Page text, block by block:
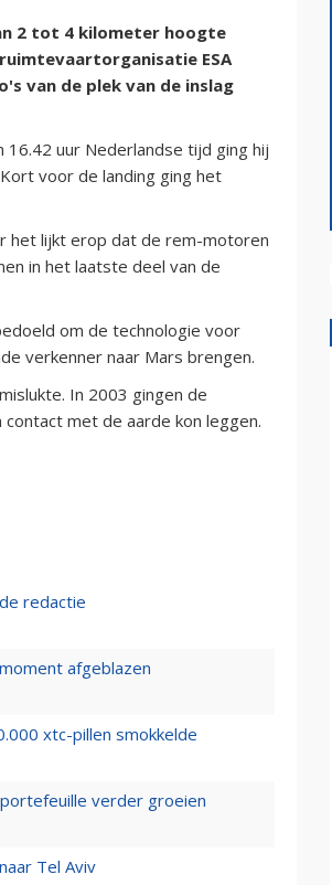
2 tot 4 kilometer hoogte
ESA
van de plek van de inslag
uur Nederlandse tijd ging hij
voor de landing ging het
het lijkt erop dat de rem-motoren
in het laatste deel van de
om de technologie voor
verkenner naar Mars brengen.
In 2003 gingen de
met de aarde kon leggen.
redactie
afgeblazen
xtc-pillen smokkelde
verder groeien
Tel Aviv